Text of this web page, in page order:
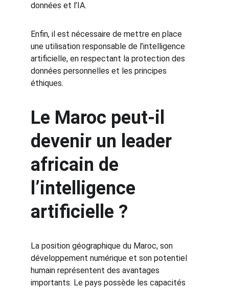
données et l’IA.
Enfin, il est nécessaire de mettre en place
une utilisation responsable de l’intelligence
artificielle, en respectant la protection des
données personnelles et les principes
éthiques.
Le Maroc peut-il
devenir un leader
africain de
l’intelligence
artificielle ?
La position géographique du Maroc, son
développement numérique et son potentiel
humain représentent des avantages
importants. Le pays possède les capacités